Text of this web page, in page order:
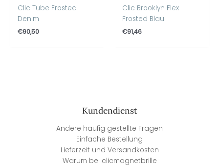
Clic Tube Frosted
Denim
€90,50
Clic Brooklyn Flex
Frosted Blau
€91,46
Kundendienst
Andere häufig gestellte Fragen
Einfache Bestellung
Lieferzeit und Versandkosten
Warum bei clicmagnetbrille